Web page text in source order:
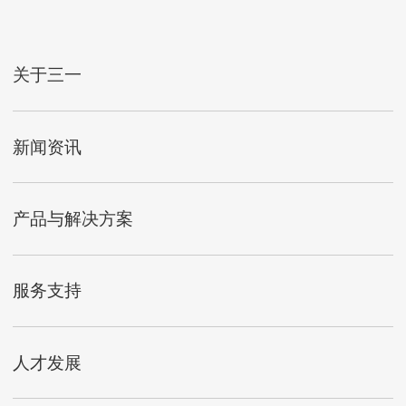
关于三一
新闻资讯
产品与解决方案
服务支持
人才发展